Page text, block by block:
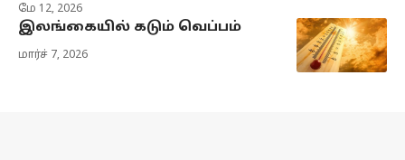
மே 12, 2026
இலங்கையில் கடும் வெப்பம்
மார்ச் 7, 2026